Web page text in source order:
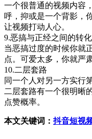
一个很普通的视频内容
呼，抑或是一个背影，
让视频打动人心。
9.恶搞与正经之间的转化
当恶搞过度的时候你就
点。可爱太多，你就严
10.二层套路
同一个人对另一方实行
二层套路有一个很明晰
点赞概率。
本文关键词：抖音短视